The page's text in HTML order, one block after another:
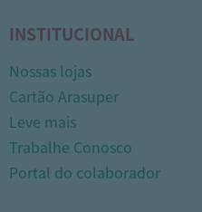
INSTITUCIONAL
Nossas lojas
Cartão Arasuper
Leve mais
Trabalhe Conosco
Portal do colaborador